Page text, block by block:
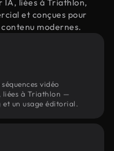
IA, liées à Triathlon,
et conçues pour
modernes.
vidéo
liées à Triathlon —
un usage éditorial.